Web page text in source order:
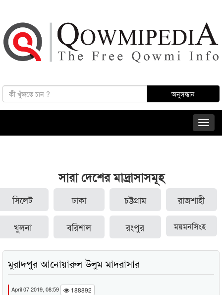
সারা দেশের মাদ্রাসাসমূহ
সিলেট ঢাকা চট্টগ্রাম রাজশাহী
খুলনা বরিশাল রংপুর ময়মনসিংহ
মুরাদপুর আনোয়ারুল উলুম মাদরাসার
April 07 2019, 08:59 188892